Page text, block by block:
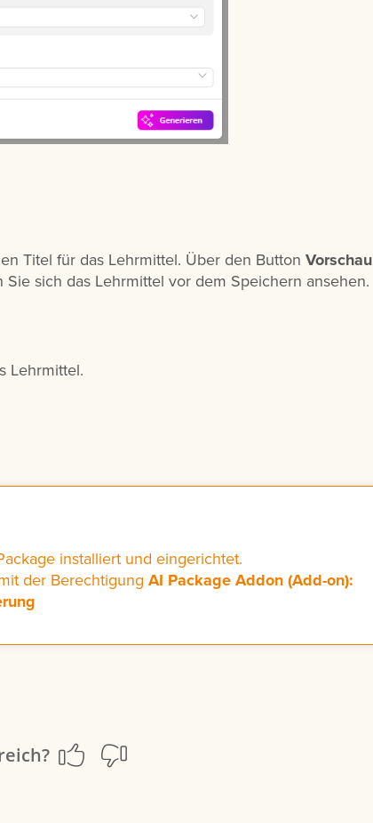
Titel für das Lehrmittel. Über den Button Vorschau
Sie sich das Lehrmittel vor dem Speichern ansehen.
Lehrmittel.
installiert und eingerichtet.
der Berechtigung AI Package Addon (Add-on):